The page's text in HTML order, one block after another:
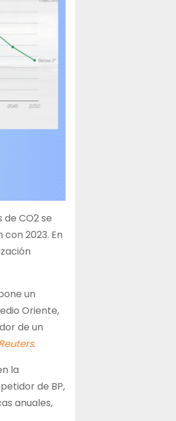
CO2 se
2023. En
un
Oriente,
de un
.
la
de BP,
anuales,